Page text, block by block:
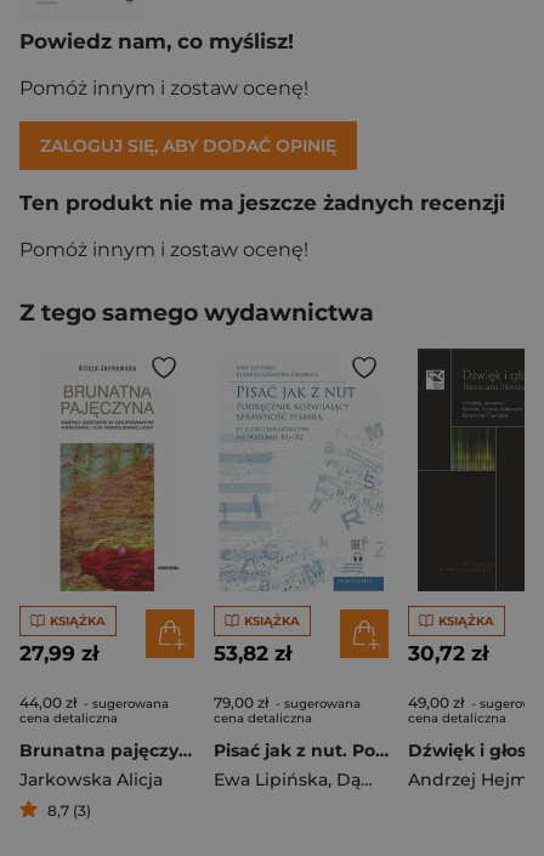
Powiedz nam, co myślisz!
Pomóż innym i zostaw ocenę!
ZALOGUJ SIĘ, ABY DODAĆ OPINIĘ
Ten produkt nie ma jeszcze żadnych recenzji
Pomóż innym i zostaw ocenę!
Z tego samego wydawnictwa
KSIĄŻKA
27,99 zł
44,00 zł - sugerowana
cena detaliczna
Brunatna pajęczyna. Agenci Gestapo w okupowanym Krakowie i ich powojenne losy
Jarkowska Alicja
8,7 (3)
KSIĄŻKA
53,82 zł
79,00 zł - sugerowana
cena detaliczna
Pisać jak z nut. Podręcznik rozwijający sprawność pisania dla obcokrajowców na poziomie B1+/B2 wyd. 3
Ewa Lipińska, Dąmbska Elżbieta Grażyna
KSIĄŻKA
30,72 zł
49,00 zł -
cena detaliczna
Andrzej Hejmej